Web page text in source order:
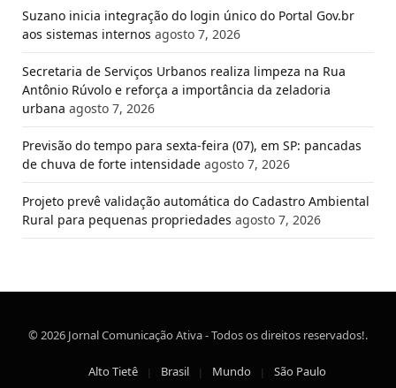
Suzano inicia integração do login único do Portal Gov.br
aos sistemas internos agosto 7, 2026
Secretaria de Serviços Urbanos realiza limpeza na Rua
Antônio Rúvolo e reforça a importância da zeladoria
urbana agosto 7, 2026
Previsão do tempo para sexta-feira (07), em SP: pancadas
de chuva de forte intensidade agosto 7, 2026
Projeto prevê validação automática do Cadastro Ambiental
Rural para pequenas propriedades agosto 7, 2026
© 2026 Jornal Comunicação Ativa - Todos os direitos reservados!.
Alto Tietê Brasil Mundo São Paulo